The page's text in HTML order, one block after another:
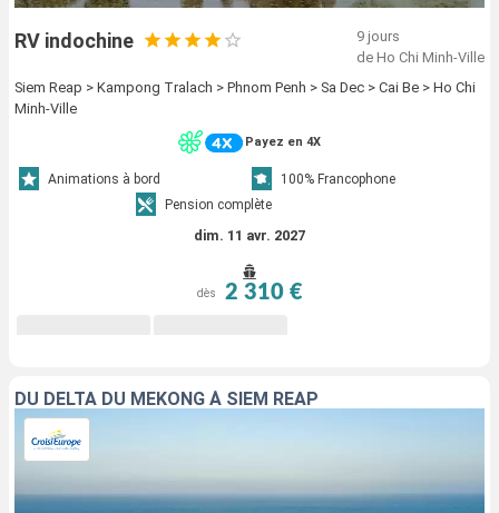
RV indochine
9 jours
de Ho Chi Minh-Ville
Siem Reap > Kampong Tralach > Phnom Penh > Sa Dec > Cai Be > Ho Chi
Minh-Ville
Payez en 4X
Animations à bord
100% Francophone
Pension complète
dim. 11 avr. 2027
dès 2 310 €
DU DELTA DU MÉKONG À SIEM REAP